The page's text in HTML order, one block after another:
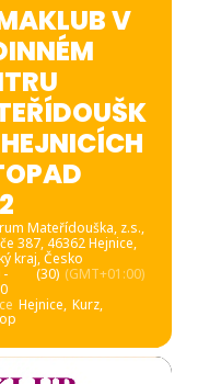
V
Mateřídouška, z.s.,
387, 46362 Hejnice,
kraj, Česko
-
(30) (GMT+01:00)
Hejnice, Kurz,